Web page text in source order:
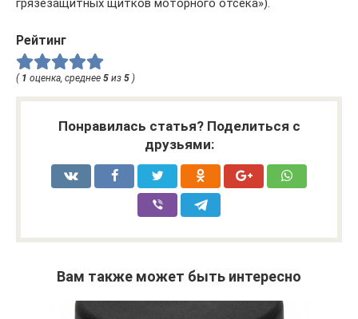
грязезащитных щитков моторного отсека»).
Рейтинг
( 1 оценка, среднее 5 из 5 )
Понравилась статья? Поделиться с
друзьями:
Вам также может быть интересно